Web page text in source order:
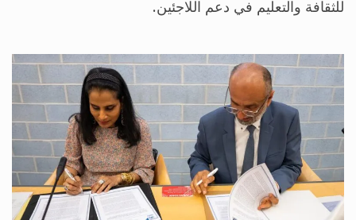
للثقافة والتعليم في دعم اللاجئين.